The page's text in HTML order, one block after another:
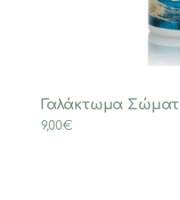
Γαλάκτωμα
9,00€